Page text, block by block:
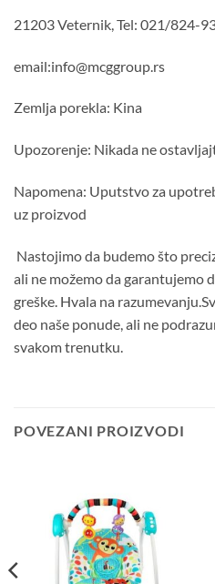
21203 Veternik, Tel: 021/824-
email:info@mcggroup.rs
Zemlja porekla: Kina
Upozorenje: Nikada ne
Napomena: Uputstvo za
uz proizvod
Nastojimo da budemo što
ali ne možemo da garantujemo
greške. Hvala na
deo naše ponude, ali ne
svakom trenutku.
POVEZANI PROIZVODI